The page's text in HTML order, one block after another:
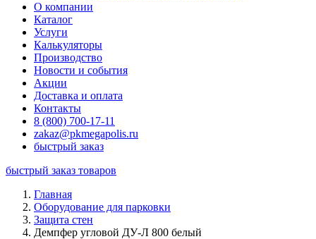
О компании
Каталог
Услуги
Калькуляторы
Производство
Новости и события
Акции
Доставка и оплата
Контакты
8 (800) 700-17-11
zakaz@pkmegapolis.ru
быстрый заказ
быстрый заказ товаров
Главная
Оборудование для парковки
Защита стен
Демпфер угловой ДУ-Л 800 белый